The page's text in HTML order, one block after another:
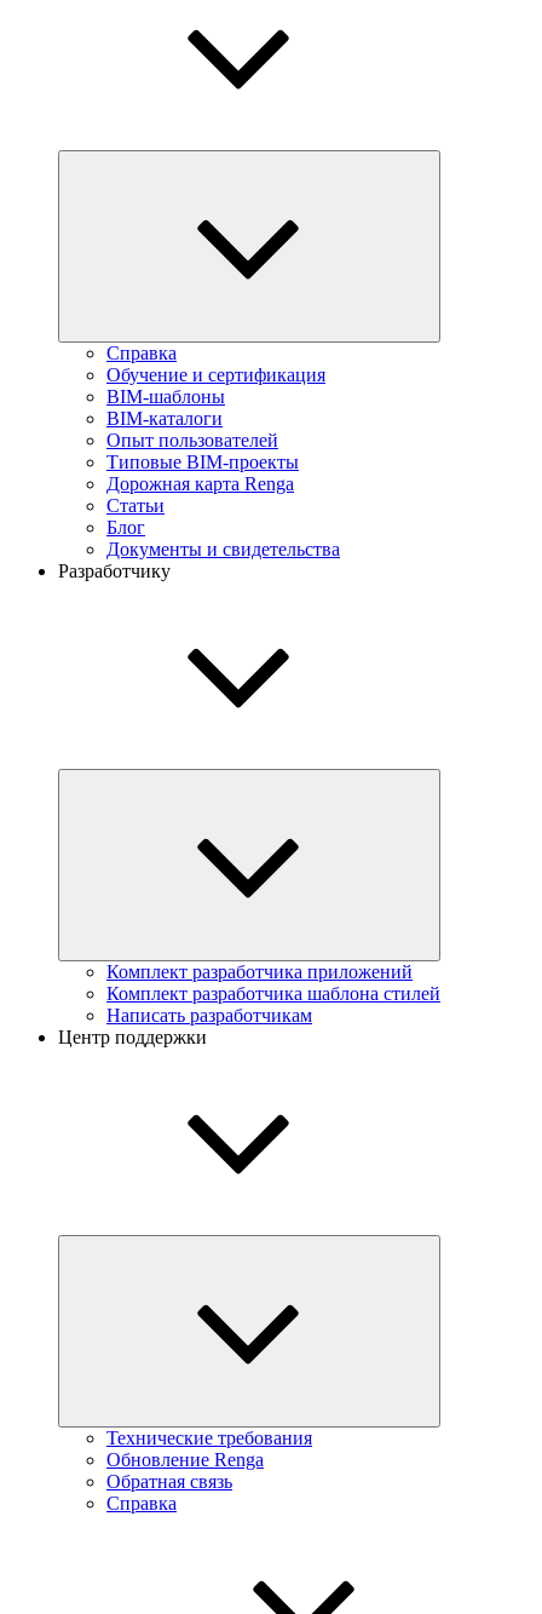
Справка
Обучение и сертификация
BIM-шаблоны
BIM-каталоги
Опыт пользователей
Типовые BIM-проекты
Дорожная карта Renga
Статьи
Блог
Документы и свидетельства
Разработчику
Комплект разработчика приложений
Комплект разработчика шаблона стилей
Написать разработчикам
Центр поддержки
Технические требования
Обновление Renga
Обратная связь
Справка